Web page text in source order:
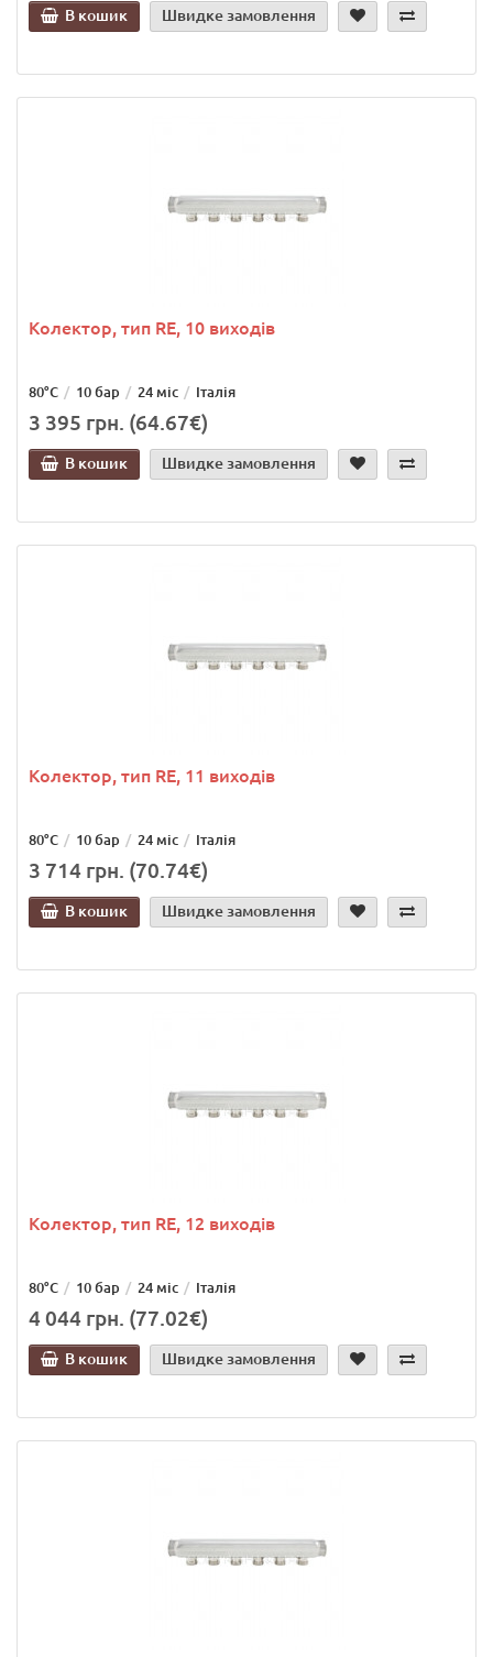
В кошик Швидке замовлення
Колектор, тип RE, 10 виходів
80°C 10 бар 24 міс Італія
3 395 грн. (64.67€)
В кошик Швидке замовлення
Колектор, тип RE, 11 виходів
80°C 10 бар 24 міс Італія
3 714 грн. (70.74€)
В кошик Швидке замовлення
Колектор, тип RE, 12 виходів
80°C 10 бар 24 міс Італія
4 044 грн. (77.02€)
В кошик Швидке замовлення